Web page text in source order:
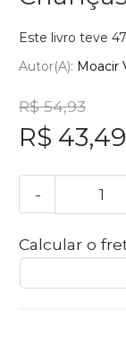
Este livro teve
Autor(a): Moacir
R$ 54,93
R$ 43,49
-
Calcular o